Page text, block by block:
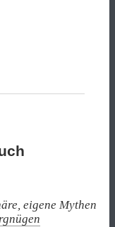
eigene Mythen